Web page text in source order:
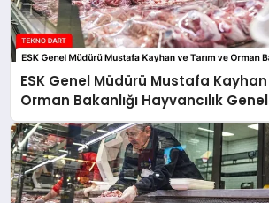
ESK Genel Müdürü Mustafa
Orman Bakanlığı Hayvancılık
Çelik’ten Kırmızı Et Piyasasına